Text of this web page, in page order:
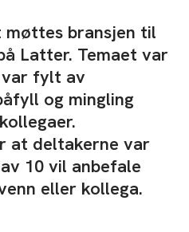
møttes bransjen til
Latter. Temaet var
var fylt av
og mingling
at deltakerne var
10 vil anbefale
eller kollega.